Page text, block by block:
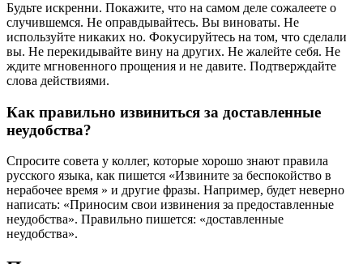
Будьте искренни. Покажите, что на самом деле сожалеете о
случившемся. Не оправдывайтесь. Вы виноваты. Не
используйте никаких но. Фокусируйтесь на том, что сделали
вы. Не перекидывайте вину на других. Не жалейте себя. Не
ждите мгновенного прощения и не давите. Подтверждайте
слова действиями.
Как правильно извиниться за доставленные
неудобства?
Спросите совета у коллег, которые хорошо знают правила
русского языка, как пишется «Извините за беспокойство в
нерабочее время » и другие фразы. Например, будет неверно
написать: «Приносим свои извинения за предоставленные
неудобства». Правильно пишется: «доставленные
неудобства».